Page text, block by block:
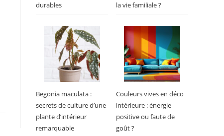
durables
la vie familiale ?
Begonia maculata :
secrets de culture d’une
plante d’intérieur
remarquable
Couleurs vives en déco
intérieure : énergie
positive ou faute de
goût ?